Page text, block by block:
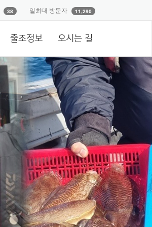
38 일최대 방문자 11,290
출조정보 오시는 길